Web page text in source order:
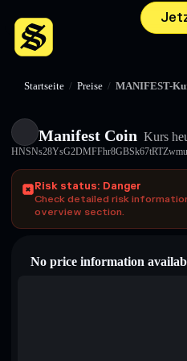
Startseite / Preise / MANIFEST-
Manifest Coin Kurs
Risk status: Danger
Check detailed risk
overview section.
No price information